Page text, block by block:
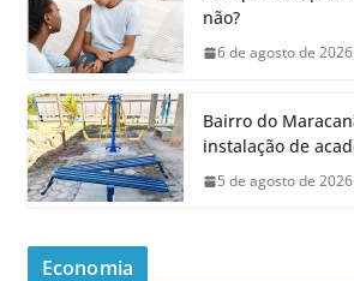
não?
6 de agosto de 2026
Bairro do
instalação de
5 de agosto de 2026
Economia